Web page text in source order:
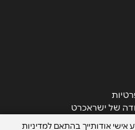
של ישראכרט
אישי אודותייך בהתאם למדיניות